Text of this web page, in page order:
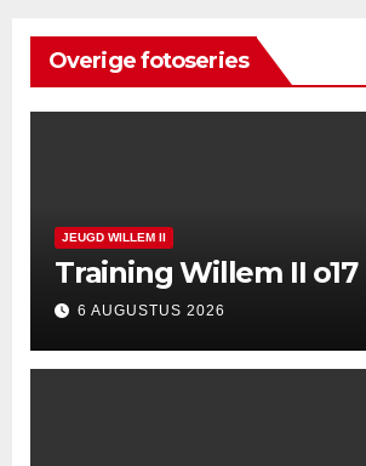
Overige fotoseries
JEUGD WILLEM II
Training Willem II o17
6 AUGUSTUS 2026